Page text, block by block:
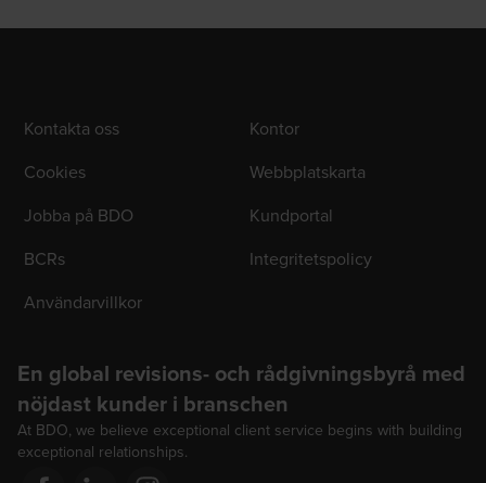
Kontakta oss
Kontor
Cookies
Webbplatskarta
Jobba på BDO
Kundportal
BCRs
Integritetspolicy
Användarvillkor
En global revisions- och rådgivningsbyrå med
nöjdast kunder i branschen
At BDO, we believe exceptional client service begins with building
exceptional relationships.